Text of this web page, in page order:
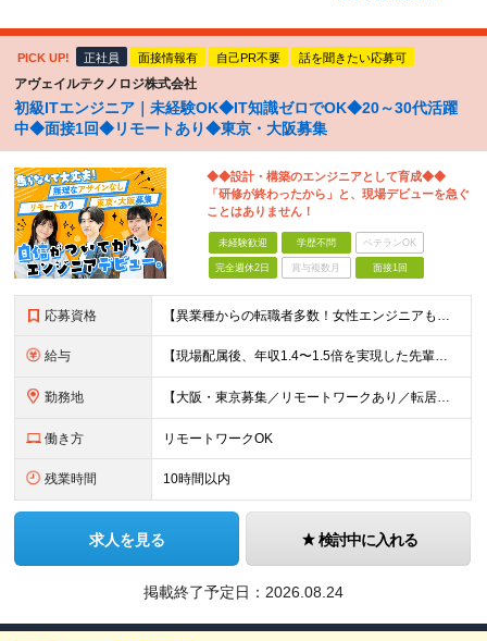
PICK UP! 正社員 面接情報有 自己PR不要 話を聞きたい応募可
アヴェイルテクノロジ株式会社
初級ITエンジニア｜未経験OK◆IT知識ゼロでOK◆20～30代活躍
中◆面接1回◆リモートあり◆東京・大阪募集
◆◆設計・構築のエンジニアとして育成◆◆
「研修が終わったから」と、現場デビューを急ぐ
ことはありません！
未経験歓迎 学歴不問 ベテランOK
完全週休2日 賞与複数月 面接1回
応募資格 【異業種からの転職者多数！女性エンジニアも活躍中】 ◆学歴不問 ◆未経験OK ≪こんな方を歓迎しています≫ ◎未経験から成長できる環境で活躍したい方 ◎大学やスクールでIT系のスキルを学んだことのあ
給与 【現場配属後、年収1.4〜1.5倍を実現した先輩も！残業代全額支給】 ◆給与は経験やスキルに応じて決定します ◆年俸制250万円～350万円（1/12を月々支給） ≪年収UPの例≫ ◎飲食業からのキ
勤務地 【大阪・東京募集／リモートワークあり／転居を伴う転勤なし】 東京本社、大阪事務所、または東京23区内・関西（大阪・兵庫）の各クライアント先勤務 ◆入社後、約1年間はクライアント先ではなく 自社内（東
働き方 リモートワークOK
残業時間 10時間以内
求人を見る 検討中に入れる
掲載終了予定日： 2026.08.24